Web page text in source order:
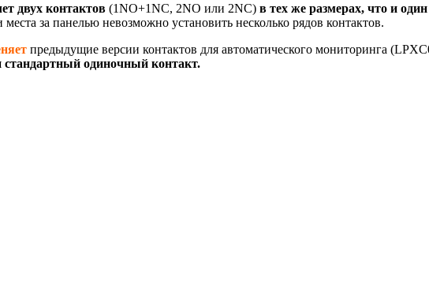
двух контактов (1NO+1NC, 2NO или 2NC) в тех же размерах, что и
за панелью невозможно установить несколько рядов контактов.
предыдущие версии контактов для автоматического мониторинга
стандартный одиночный контакт.